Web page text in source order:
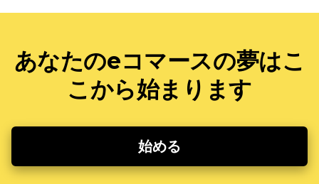
あなたのeコマースの夢はこ
こから始まります
始める